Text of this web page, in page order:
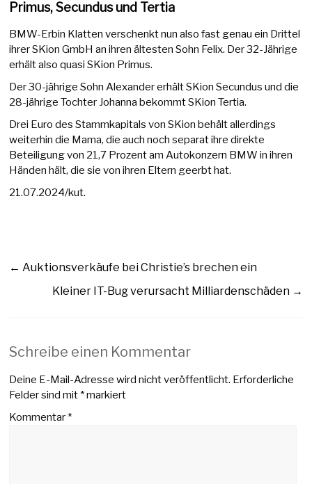
Primus, Secundus und Tertia
BMW-Erbin Klatten verschenkt nun also fast genau ein Drittel
ihrer SKion GmbH an ihren ältesten Sohn Felix. Der 32-Jährige
erhält also quasi SKion Primus.
Der 30-jährige Sohn Alexander erhält SKion Secundus und die
28-jährige Tochter Johanna bekommt SKion Tertia.
Drei Euro des Stammkapitals von SKion behält allerdings
weiterhin die Mama, die auch noch separat ihre direkte
Beteiligung von 21,7 Prozent am Autokonzern BMW in ihren
Händen hält, die sie von ihren Eltern geerbt hat.
21.07.2024/kut.
← Auktionsverkäufe bei Christie’s brechen ein
Kleiner IT-Bug verursacht Milliardenschäden →
Schreibe einen Kommentar
Deine E-Mail-Adresse wird nicht veröffentlicht. Erforderliche
Felder sind mit*markiert
Kommentar*